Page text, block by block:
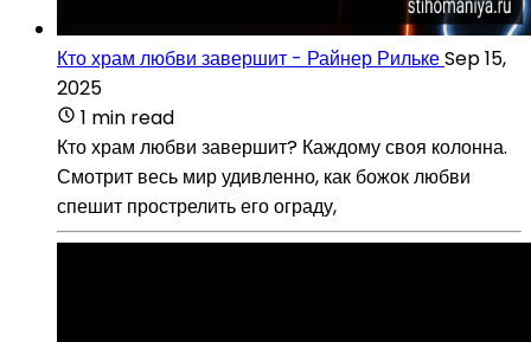
Кто храм любви завершит - Райнер РилькеSep 15,
2025
1 min read
Кто храм любви завершит? Каждому своя колонна.
Смотрит весь мир удивленно, как божок любви
спешит прострелить его ограду,